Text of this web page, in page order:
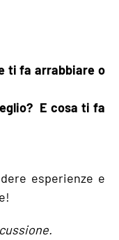
ti fa arrabbiare o
E cosa ti fa
esperienze e